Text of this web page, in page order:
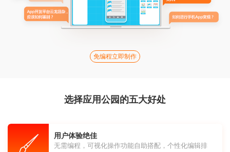
免编程立即制作
选择应用公园的五大好处
用户体验绝佳
无需编程，可视化操作功能自助搭配，个性化编辑排